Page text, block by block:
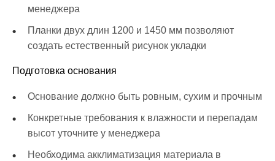
менеджера
Планки двух длин 1200 и 1450 мм позволяют
создать естественный рисунок укладки
Подготовка основания
Основание должно быть ровным, сухим и прочным
Конкретные требования к влажности и перепадам
высот уточните у менеджера
Необходима акклиматизация материала в